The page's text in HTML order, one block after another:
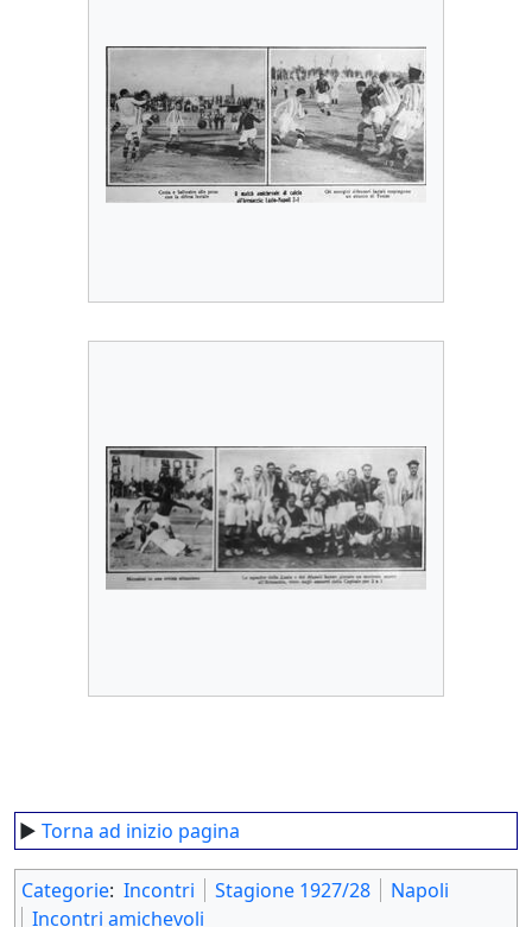
► Torna ad inizio pagina
Categorie: Incontri Stagione 1927/28
Napoli
Incontri amichevoli